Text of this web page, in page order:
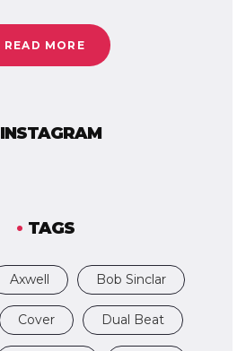
READ MORE
INSTAGRAM
TAGS
Axwell Bob Sinclar
Cover Dual Beat